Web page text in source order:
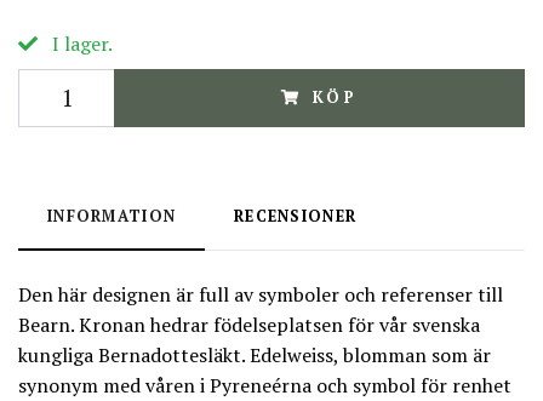
I lager.
KÖP
INFORMATION RECENSIONER
Den här designen är full av symboler och referenser till
Bearn. Kronan hedrar födelseplatsen för vår svenska
kungliga Bernadottesläkt. Edelweiss, blomman som är
synonym med våren i Pyreneérna och symbol för renhet